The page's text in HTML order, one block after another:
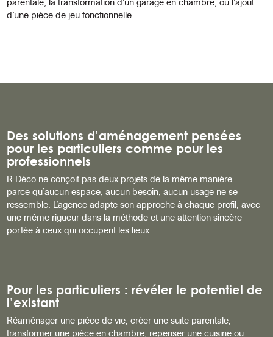
d’une pièce de jeu fonctionnelle.
Des solutions d’aménagement pensées
pour les particuliers comme pour les
professionnels
R Déco ne conçoit pas deux projets de la même manière —
parce qu’aucun espace, aucun besoin, aucun usage ne se
ressemble. L’agence adapte son approche à chaque profil, avec
une même rigueur dans la méthode et une attention sincère
portée à ceux qui occupent les lieux.
Pour les particuliers : révéler le potentiel de
l’existant
Réaménager une pièce de vie, créer une suite parentale,
transformer une pièce en chambre, repenser une cuisine ou